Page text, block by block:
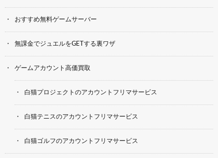
おすすめ無料ゲームサーバー
無課金でジュエルをGETする裏ワザ
ゲームアカウント高価買取
白猫プロジェクトのアカウントフリマサービス
白猫テニスのアカウントフリマサービス
白猫ゴルフのアカウントフリマサービス